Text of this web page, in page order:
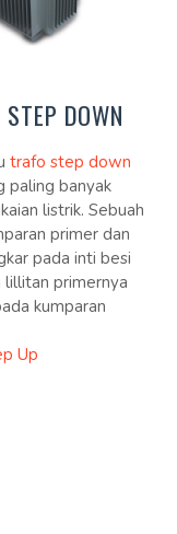
DOWN
trafo step down
paling banyak
listrik. Sebuah
primer dan
pada inti besi
primernya
kumparan
Up